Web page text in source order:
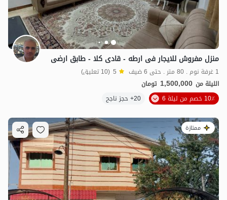
1.5مليون ت 5
منزل مفروش للایجار فی ارطه - قادی کلا - طابق ارضی
1 غرفة نوم . 80 متر . حتى 6 ضيف 5 (10 تعليق)
الليلة من 1,500,000 تومان
10٪ خصم من ليلة 6
20+ حجز ناجح
ممتازة